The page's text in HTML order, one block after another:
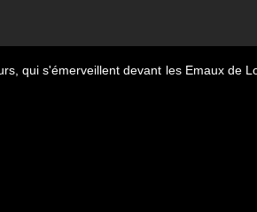
qui s'émerveillent devant les Emaux de